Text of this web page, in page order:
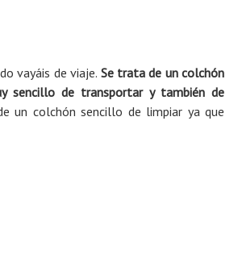
vayáis de viaje. Se trata de un colchón
sencillo de transportar y también de
un colchón sencillo de limpiar ya que